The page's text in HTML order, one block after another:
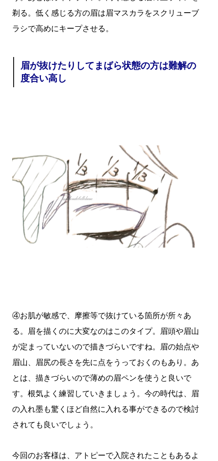
剃る。低く感じる方の眉は眉マスカラをスクリューブ
ラシで高めにキープさせる。
眉が抜けたりしてまばら状態の方は難解の
度合い高し
④お肌が敏感で、摩擦等で抜けている箇所が所々あ
る。眉を描くのに大変なのはこのタイプ。眉頭や眉山
が定まっていないので描きづらいですね。眉の始点や
眉山、眉尻の長さを先に点をうっておくのもあり。あ
とは、描きづらいので薄めの眉ペンを使うと良いで
す。根気よく練習していきましょう。今の時代は、眉
の入れ墨も驚くほど自然に入れる事ができるので検討
されても良いでしょう。
今回のお客様は、アトピーで入院されたこともあるよ